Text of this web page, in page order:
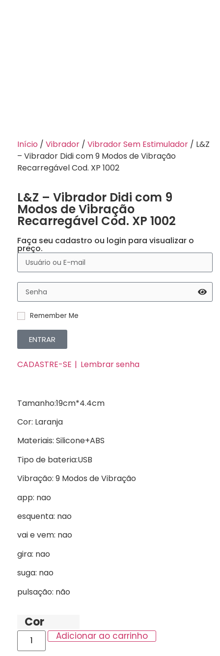
Início / Vibrador / Vibrador Sem Estimulador / L&Z
– Vibrador Didi com 9 Modos de Vibração
Recarregável Cod. XP 1002
L&Z – Vibrador Didi com 9
Modos de Vibração
Recarregável Cod. XP 1002
Faça seu cadastro ou login para visualizar o
preço.
Remember Me
ENTRAR
CADASTRE-SE Lembrar senha
Tamanho:19cm*4.4cm
Cor: Laranja
Materiais: Silicone+ABS
Tipo de bateria:USB
Vibração: 9 Modos de Vibração
app: nao
esquenta: nao
vai e vem: nao
gira: nao
suga: nao
pulsação: não
Cor
Adicionar ao carrinho